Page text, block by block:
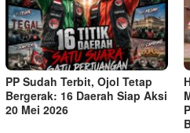
PP Sudah Terbit, Ojol Tetap
Bergerak: 16 Daerah Siap Aksi
20 Mei 2026